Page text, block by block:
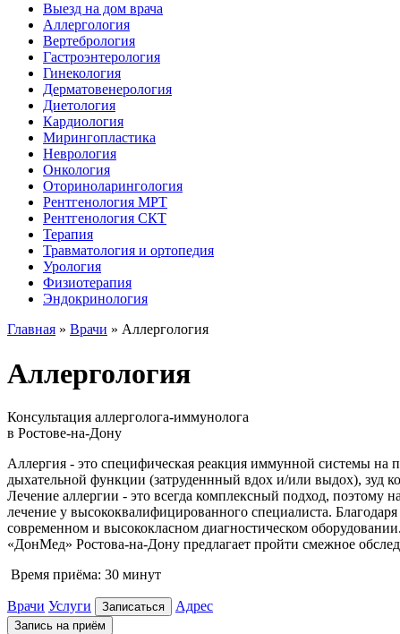
Выезд на дом врача
Аллергология
Вертебрология
Гастроэнтерология
Гинекология
Дерматовенерология
Диетология
Кардиология
Мирингопластика
Неврология
Онкология
Оториноларингология
Рентгенология МРТ
Рентгенология СКТ
Терапия
Травматология и ортопедия
Урология
Физиотерапия
Эндокринология
Главная » Врачи » Аллергология
Аллергология
Консультация аллерголога-иммунолога
в Ростове-на-Дону
Аллергия - это специфическая реакция иммунной системы
дыхательной функции (затруденнный вдох и/или выдох), зуд
Лечение аллергии - это всегда комплексный подход, поэтому
лечение у высококвалифицированного специалиста.
современном и высококласном диагностическом
«ДонМед» Ростова-на-Дону предлагает пройти смежное
Время приёма: 30 минут
Врачи Услуги Записаться Адрес
Запись на приём